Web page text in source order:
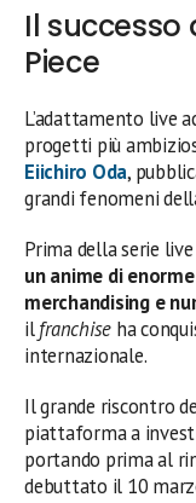
Il successo
Piece
L’adattamento live
progetti più
Eiichiro Oda,
grandi fenomeni
Prima della serie
un anime di
merchandising e
ilfranchise ha
internazionale.
Il grande riscontro
piattaforma a
portando prima al
debuttato il 10